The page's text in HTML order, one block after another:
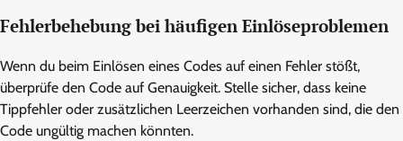
Fehlerbehebung bei häufigen Einlöseproblemen
Wenn du beim Einlösen eines Codes auf einen Fehler stößt,
überprüfe den Code auf Genauigkeit. Stelle sicher, dass keine
Tippfehler oder zusätzlichen Leerzeichen vorhanden sind, die den
Code ungültig machen könnten.